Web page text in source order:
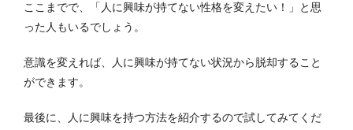
ここまでで、「人に興味が持てない性格を変えたい！」と思
った人もいるでしょう。
意識を変えれば、人に興味が持てない状況から脱却すること
ができます。
最後に、人に興味を持つ方法を紹介するので試してみてくだ